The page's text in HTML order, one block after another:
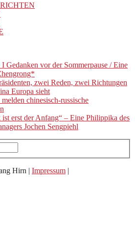
vor der Sommerpause / Eine
zwei Reden, zwei Richtungen
Europa sieht
chinesisch-russische
erst der Anfang“ – Eine Philippika des
Jochen Sengpiehl
Hirn | Impressum |